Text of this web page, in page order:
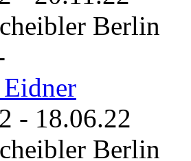
Berlin
- 18.06.22
Berlin